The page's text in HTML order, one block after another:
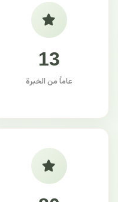
13
عاماً من الخبرة